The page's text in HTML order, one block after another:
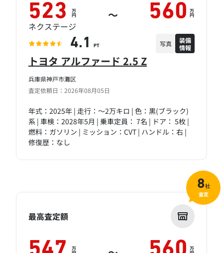
兵庫県神戸市灘区
査定依頼日：2026年08月05日
トヨタ アルファード 2.5 Z
年式：2025年 | 走行：～2万キロ | 色：黒(ブラック)
系 | 車検：2028年5月 | 乗車定員： 7名 | ドア： 5枚 |
燃料：ガソリン | ミッション：CVT | ハンドル：右 |
修復歴：なし
523 万
円 ～ 560 万
円
ネクステージ
4.1 PT 写真
装備
情報
最高査定額
万 万
8社
査定